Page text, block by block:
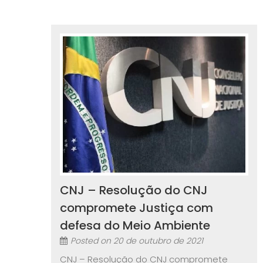
CNJ – Resolução do CNJ
compromete Justiça com
defesa do Meio Ambiente
Posted on 20 de outubro de 2021
CNJ – Resolução do CNJ compromete